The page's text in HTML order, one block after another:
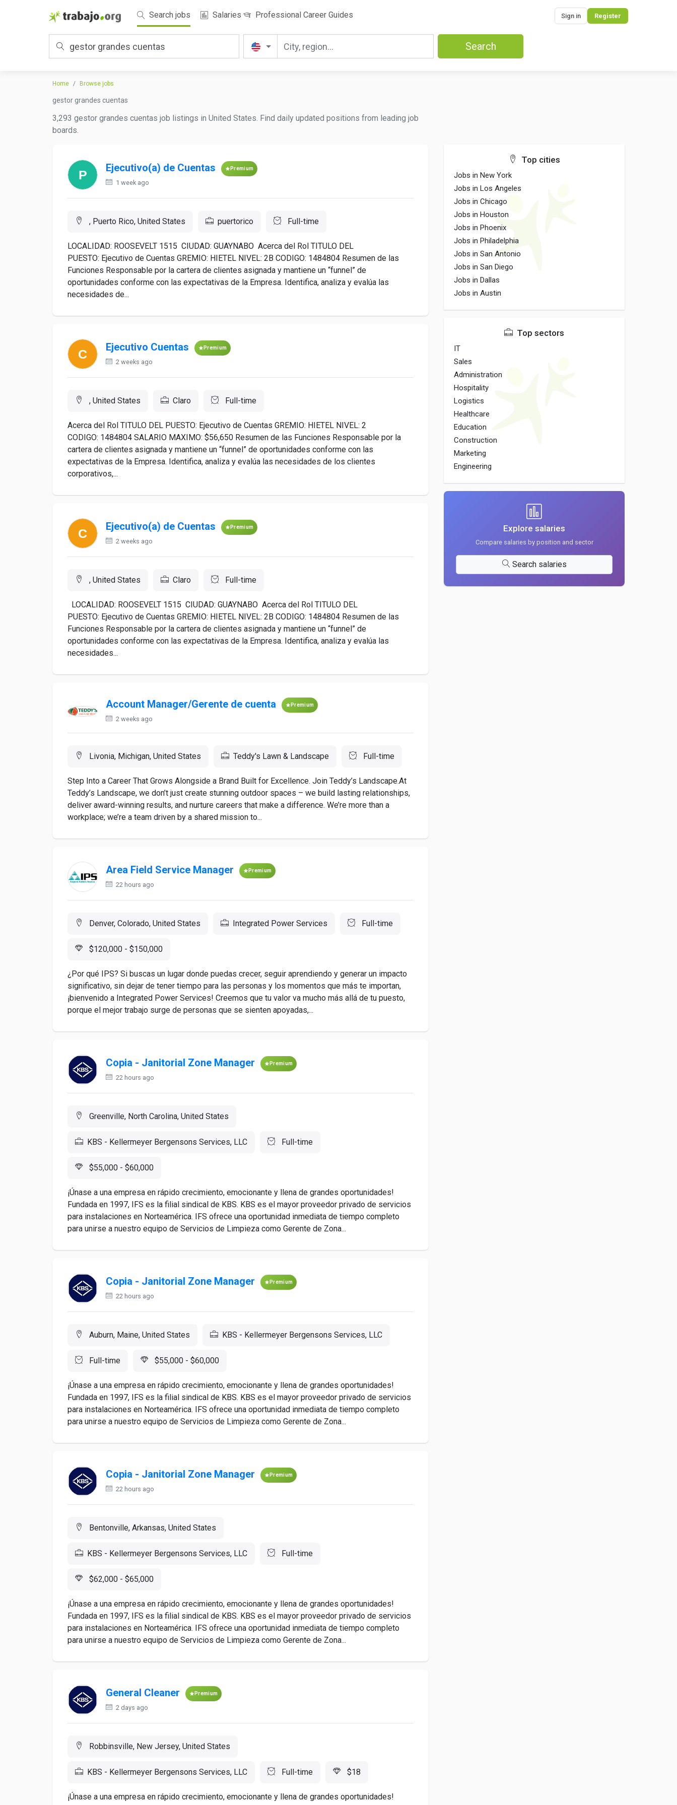
Search jobs Salaries Professional Career Guides Sign in Register
Search
Home Browse jobs
gestor grandes cuentas
3,293 gestor grandes cuentas job listings in United States. Find daily updated positions from leading job
boards.
Ejecutivo(a) de Cuentas Premium
1 week ago
, Puerto Rico, United States puertorico Full-time
LOCALIDAD: ROOSEVELT 1515 CIUDAD: GUAYNABO Acerca del Rol TITULO DEL
PUESTO: Ejecutivo de Cuentas GREMIO: HIETEL NIVEL: 2B CODIGO: 1484804 Resumen de las
Funciones Responsable por la cartera de clientes asignada y mantiene un “funnel” de
oportunidades conforme con las expectativas de la Empresa. Identifica, analiza y evalúa las
necesidades de...
Ejecutivo Cuentas Premium
2 weeks ago
, United States Claro Full-time
Acerca del Rol TITULO DEL PUESTO: Ejecutivo de Cuentas GREMIO: HIETEL NIVEL: 2
CODIGO: 1484804 SALARIO MAXIMO: $56,650 Resumen de las Funciones Responsable por la
cartera de clientes asignada y mantiene un “funnel” de oportunidades conforme con las
expectativas de la Empresa. Identifica, analiza y evalúa las necesidades de los clientes
corporativos,...
Ejecutivo(a) de Cuentas Premium
2 weeks ago
, United States Claro Full-time
LOCALIDAD: ROOSEVELT 1515 CIUDAD: GUAYNABO Acerca del Rol TITULO DEL
PUESTO: Ejecutivo de Cuentas GREMIO: HIETEL NIVEL: 2B CODIGO: 1484804 Resumen de las
Funciones Responsable por la cartera de clientes asignada y mantiene un “funnel” de
oportunidades conforme con las expectativas de la Empresa. Identifica, analiza y evalúa las
necesidades...
Account Manager/Gerente de cuenta Premium
2 weeks ago
Livonia, Michigan, United States Teddy's Lawn & Landscape Full-time
Step Into a Career That Grows Alongside a Brand Built for Excellence. Join Teddy’s Landscape.At
Teddy’s Landscape, we don’t just create stunning outdoor spaces – we build lasting relationships,
deliver award-winning results, and nurture careers that make a difference. We’re more than a
workplace; we’re a team driven by a shared mission to...
Area Field Service Manager Premium
22 hours ago
Denver, Colorado, United States Integrated Power Services Full-time
$120,000 - $150,000
¿Por qué IPS? Si buscas un lugar donde puedas crecer, seguir aprendiendo y generar un impacto
significativo, sin dejar de tener tiempo para las personas y los momentos que más te importan,
¡bienvenido a Integrated Power Services! Creemos que tu valor va mucho más allá de tu puesto,
porque el mejor trabajo surge de personas que se sienten apoyadas,...
Copia - Janitorial Zone Manager Premium
22 hours ago
Greenville, North Carolina, United States
KBS - Kellermeyer Bergensons Services, LLC Full-time
$55,000 - $60,000
¡Únase a una empresa en rápido crecimiento, emocionante y llena de grandes oportunidades!
Fundada en 1997, IFS es la filial sindical de KBS. KBS es el mayor proveedor privado de servicios
para instalaciones en Norteamérica. IFS ofrece una oportunidad inmediata de tiempo completo
para unirse a nuestro equipo de Servicios de Limpieza como Gerente de Zona...
Copia - Janitorial Zone Manager Premium
22 hours ago
Auburn, Maine, United States KBS - Kellermeyer Bergensons Services, LLC
Full-time $55,000 - $60,000
¡Únase a una empresa en rápido crecimiento, emocionante y llena de grandes oportunidades!
Fundada en 1997, IFS es la filial sindical de KBS. KBS es el mayor proveedor privado de servicios
para instalaciones en Norteamérica. IFS ofrece una oportunidad inmediata de tiempo completo
para unirse a nuestro equipo de Servicios de Limpieza como Gerente de Zona...
Copia - Janitorial Zone Manager Premium
22 hours ago
Bentonville, Arkansas, United States
KBS - Kellermeyer Bergensons Services, LLC Full-time
$62,000 - $65,000
¡Únase a una empresa en rápido crecimiento, emocionante y llena de grandes oportunidades!
Fundada en 1997, IFS es la filial sindical de KBS. KBS es el mayor proveedor privado de servicios
para instalaciones en Norteamérica. IFS ofrece una oportunidad inmediata de tiempo completo
para unirse a nuestro equipo de Servicios de Limpieza como Gerente de Zona...
General Cleaner Premium
2 days ago
Robbinsville, New Jersey, United States
KBS - Kellermeyer Bergensons Services, LLC Full-time $18
¡Únase a una empresa en rápido crecimiento, emocionante y llena de grandes oportunidades!
Top cities
Jobs in New York
Jobs in Los Angeles
Jobs in Chicago
Jobs in Houston
Jobs in Phoenix
Jobs in Philadelphia
Jobs in San Antonio
Jobs in San Diego
Jobs in Dallas
Jobs in Austin
Top sectors
IT
Sales
Administration
Hospitality
Logistics
Healthcare
Education
Construction
Marketing
Engineering
Explore salaries
Compare salaries by position and sector
Search salaries